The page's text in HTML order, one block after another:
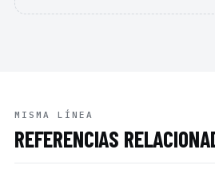
MISMA LÍNEA
REFERENCIAS